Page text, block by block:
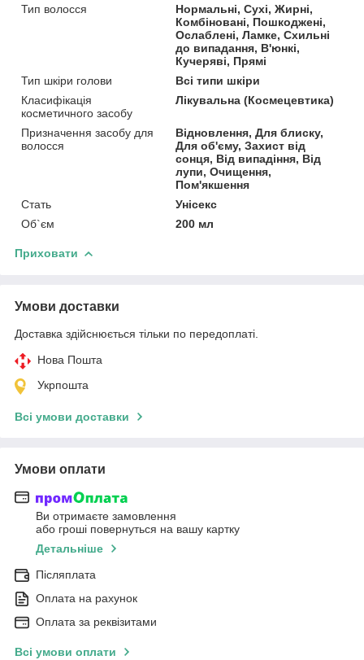
Тип волосся
Нормальні, Сухі, Жирні,
Комбіновані, Пошкоджені,
Ослаблені, Ламке, Схильні
до випадання, В'юнкі,
Кучеряві, Прямі
Тип шкіри голови
Всі типи шкіри
Класифікація
косметичного засобу
Лікувальна (Космецевтика)
Призначення засобу для
волосся
Відновлення, Для блиску,
Для об'єму, Захист від
сонця, Від випадіння, Від
лупи, Очищення,
Пом'якшення
Стать
Унісекс
Об`єм
200 мл
Приховати
Умови доставки
Доставка здійснюється тільки по передоплаті.
Нова Пошта
Укрпошта
Всі умови доставки
Умови оплати
Ви отримаєте замовлення
або гроші повернуться на вашу картку
Детальніше
Післяплата
Оплата на рахунок
Оплата за реквізитами
Всі умови оплати